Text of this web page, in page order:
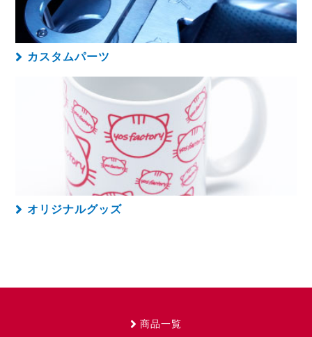
カスタムパーツ
オリジナルグッズ
商品一覧